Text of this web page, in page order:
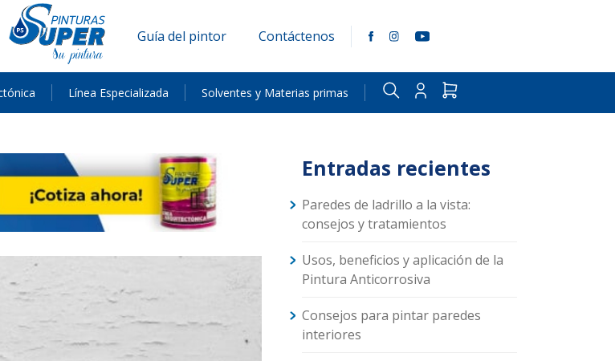
Guía del pintor Contáctenos
Línea Especializada Solventes y Materias primas
Entradas recientes
Paredes de ladrillo a la vista:
consejos y tratamientos
Usos, beneficios y aplicación de la
Pintura Anticorrosiva
Consejos para pintar paredes
interiores